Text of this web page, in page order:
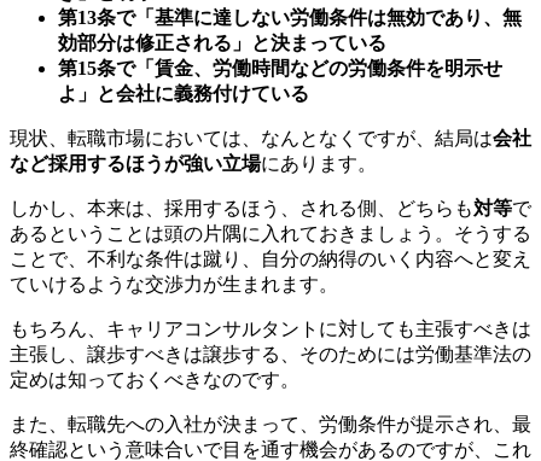
第13条で「基準に達しない労働条件は無効であり、無
効部分は修正される」と決まっている
第15条で「賃金、労働時間などの労働条件を明示せ
よ」と会社に義務付けている
現状、転職市場においては、なんとなくですが、結局は会社
など採用するほうが強い立場にあります。
しかし、 本来は、採用するほう、される側、どちらも対等で
あるということは頭の片隅に入れておきましょう。そうする
ことで、不利な条件は蹴り、自分の納得のいく内容へと変え
ていけるような交渉力が生まれます。
もちろん、 キャリアコンサルタントに対しても主張すべきは
主張し、譲歩すべきは譲歩する、そのためには労働基準法の
定めは知っておくべき なのです。
また、転職先への入社が決まって、労働条件が提示され、最
終確認という意味合いで目を通す機会があるのですが、これ